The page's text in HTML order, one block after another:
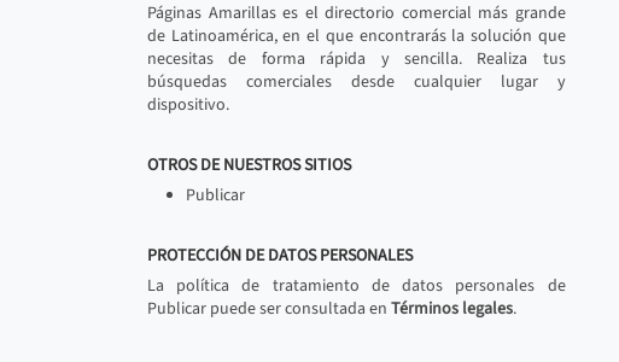
Páginas Amarillas es el directorio comercial más grande
de Latinoamérica, en el que encontrarás la solución que
necesitas de forma rápida y sencilla. Realiza tus
búsquedas comerciales desde cualquier lugar y
dispositivo.
OTROS DE NUESTROS SITIOS
Publicar
PROTECCIÓN DE DATOS PERSONALES
La política de tratamiento de datos personales de
Publicar puede ser consultada en Términos legales.